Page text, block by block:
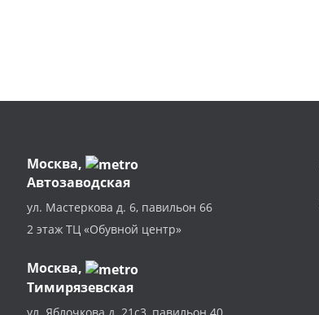
Москва,
Автозаводская
ул. Мастеркова д. 6, павильон 66
2 этаж ТЦ «Обувной центр»
Москва,
Тимирязевская